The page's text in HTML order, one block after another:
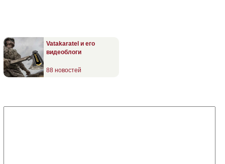
Vatakaratel и его
видеоблоги
88 новостей